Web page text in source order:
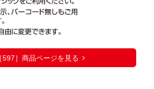
［597］商品ページを見る